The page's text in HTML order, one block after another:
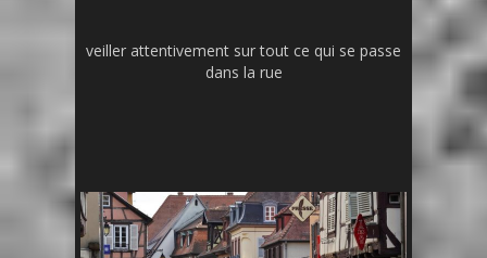
veiller attentivement sur tout ce qui se passe
dans la rue